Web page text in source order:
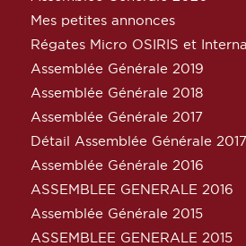
Mes petites annonces
Régates Micro OSIRIS et
Assemblée Générale 2019
Assemblée Générale 2018
Assemblée Générale 2017
Détail Assemblée Générale 2017
Assemblée Générale 2016
ASSEMBLEE GENERALE 2016
Assemblée Générale 2015
ASSEMBLEE GENERALE 2015